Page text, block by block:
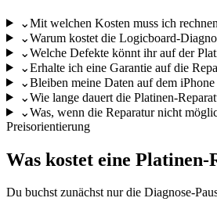
⌄Mit welchen Kosten muss ich
⌄Warum kostet die Logicboard-
⌄Welche Defekte könnt ihr auf der
⌄Erhalte ich eine Garantie auf die
⌄Bleiben meine Daten auf dem iPhone
⌄Wie lange dauert die Platinen-
⌄Was, wenn die Reparatur nicht
Preisorientierung
Was kostet eine
Du buchst zunächst nur die Diagnose-